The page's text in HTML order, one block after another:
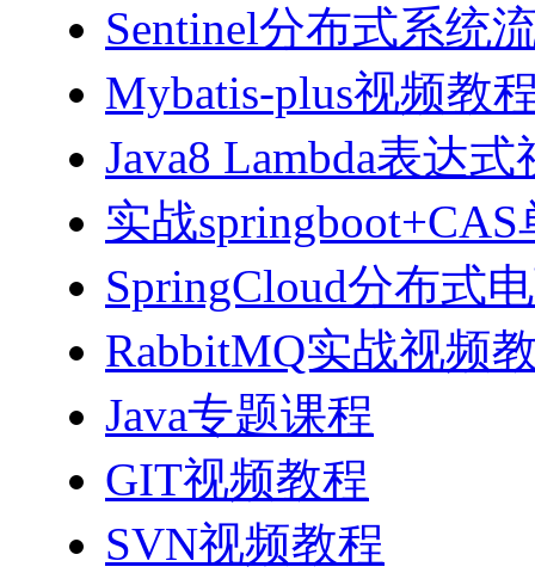
Sentinel分布式系统
Mybatis-plus视频教
Java8 Lambda表达
实战
SpringCloud分布式
RabbitMQ实战视频
Java专题课程
GIT视频教程
SVN视频教程